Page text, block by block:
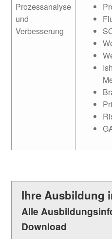
Prozessanalyse
und
Verbesserung
Ihre Ausbildung
Alle
Download